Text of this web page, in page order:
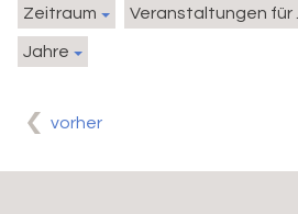
Zeitraum Veranstaltungen für ...
Jahre
vorher